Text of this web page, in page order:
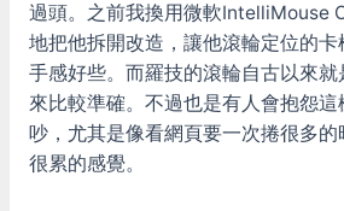
過頭。之前我換用微軟IntelliMouse
地把他拆開改造，讓他滾輪定位的
手感好些。而羅技的滾輪自古以來
來比較準確。不過也是有人會抱怨
吵，尤其是像看網頁要一次捲很多
很累的感覺。